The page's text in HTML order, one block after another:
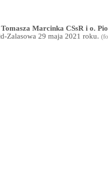
Marcinka CSsR i o.
Zalasowa 29 maja 2021 roku.